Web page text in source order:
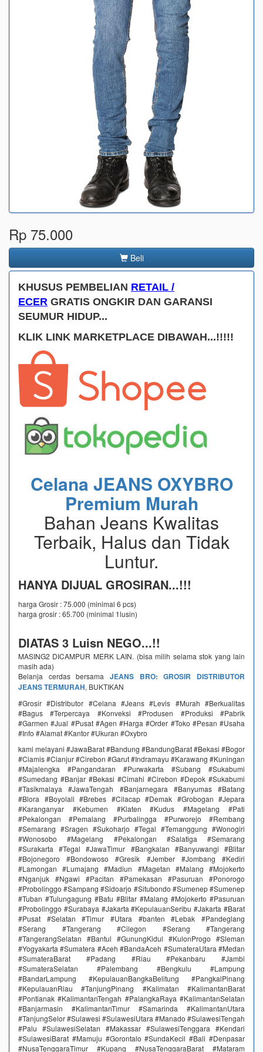
Rp 75.000
Beli
KHUSUS PEMBELIAN RETAIL /
ECER GRATIS ONGKIR DAN GARANSI
SEUMUR HIDUP...
KLIK LINK MARKETPLACE DIBAWAH...!!!!!
Celana JEANS OXYBRO
Premium Murah
Bahan Jeans Kwalitas
Terbaik, Halus dan Tidak
Luntur.
HANYA DIJUAL GROSIRAN...!!!
harga Grosir : 75.000 (minimal 6 pcs)
harga grosir : 65.700 (minimal 1lusin)
DIATAS 3 Luisn NEGO...!!
MASING2 DICAMPUR MERK LAIN. (bisa milih selama stok yang lain
masih ada)
Belanja cerdas bersama JEANS BRO: GROSIR DISTRIBUTOR
JEANS TERMURAH, BUKTIKAN
#Grosir #Distributor #Celana #Jeans #Levis #Murah #Berkualitas
#Bagus #Terpercaya #Konveksi #Produsen #Produksi #Pabrik
#Garmen #Jual #Pusat #Agen #Harga #Order #Toko #Pesan #Usaha
#Info #Alamat #Kantor #Ukuran #Oxybro
kami melayani #JawaBarat #Bandung #BandungBarat #Bekasi #Bogor
#Ciamis #Cianjur #Cirebon #Garut #Indramayu #Karawang #Kuningan
#Majalengka #Pangandaran #Purwakarta #Subang #Sukabumi
#Sumedang #Banjar #Bekasi #Cimahi #Cirebon #Depok #Sukabumi
#Tasikmalaya #JawaTengah #Banjarnegara #Banyumas #Batang
#Blora #Boyolali #Brebes #Cilacap #Demak #Grobogan #Jepara
#Karanganyar #Kebumen #Klaten #Kudus #Magelang #Pati
#Pekalongan #Pemalang #Purbalingga #Purworejo #Rembang
#Semarang #Sragen #Sukoharjo #Tegal #Temanggung #Wonogiri
#Wonosobo #Magelang #Pekalongan #Salatiga #Semarang
#Surakarta #Tegal #JawaTimur #Bangkalan #Banyuwangi #Blitar
#Bojonegoro #Bondowoso #Gresik #Jember #Jombang #Kediri
#Lamongan #Lumajang #Madiun #Magetan #Malang #Mojokerto
#Nganjuk #Ngawi #Pacitan #Pamekasan #Pasuruan #Ponorogo
#Probolinggo #Sampang #Sidoarjo #Situbondo #Sumenep #Sumenep
#Tuban #Tulungagung #Batu #Blitar #Malang #Mojokerto #Pasuruan
#Probolinggo #Surabaya #Jakarta #KepulauanSeribu #Jakarta #Barat
#Pusat #Selatan #Timur #Utara #banten #Lebak #Pandeglang
#Serang #Tangerang #Cilegon #Serang #Tangerang
#TangerangSelatan #Bantul #GunungKidul #KulonProgo #Sleman
#Yogyakarta #Sumatera #Aceh #BandaAceh #SumateraUtara #Medan
#SumateraBarat #Padang #Riau #Pekanbaru #Jambi
#SumateraSelatan #Palembang #Bengkulu #Lampung
#BandarLampung #KepulauanBangkaBelitung #PangkalPinang
#KepulauanRiau #TanjungPinang #Kalimatan #KalimantanBarat
#Pontianak #KalimantanTengah #PalangkaRaya #KalimantanSelatan
#Banjarmasin #KalimantanTimur #Samarinda #KalimantanUtara
#TanjungSelor #Sulawesi #SulawesiUtara #Manado #SulawesiTengah
#Palu #SulawesiSelatan #Makassar #SulawesiTenggara #Kendari
#SulawesiBarat #Mamuju #Gorontalo #SundaKecil #Bali #Denpasar
#NusaTenggaraTimur #Kupang #NusaTenggaraBarat #Mataram